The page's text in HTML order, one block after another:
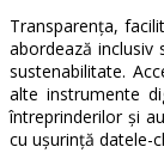
Transparența,
abordează inclusiv
sustenabilitate.
alte instrumente
întreprinderilor și
cu ușurință datele-